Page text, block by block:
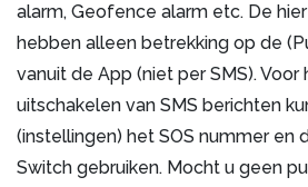
alarm, Geofence alarm etc. De
hebben alleen betrekking op de
vanuit de App (niet per SMS). Voor
uitschakelen van SMS berichten
(instellingen) het SOS nummer en
Switch gebruiken. Mocht u geen